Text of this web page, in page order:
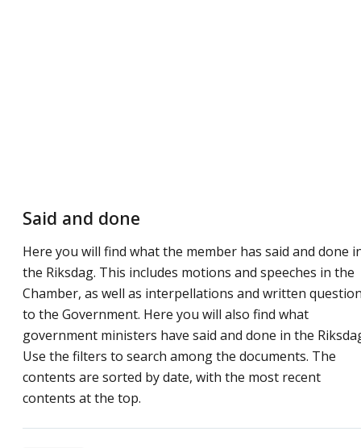
Said and done
Here you will find what the member has said and done
the Riksdag. This includes motions and speeches in the
Chamber, as well as interpellations and written
to the Government. Here you will also find what
government ministers have said and done in the
Use the filters to search among the documents. The
contents are sorted by date, with the most recent
contents at the top.